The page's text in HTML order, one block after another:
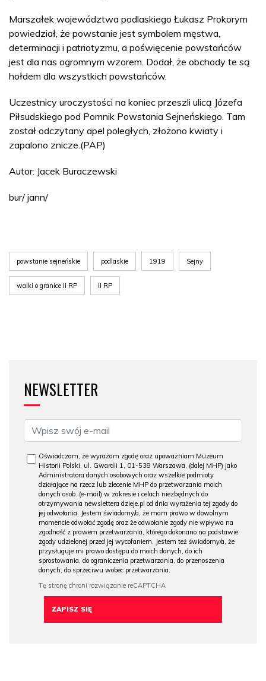
Marszałek województwa podlaskiego Łukasz Prokorym
powiedział, że powstanie jest symbolem męstwa,
determinacji i patriotyzmu, a poświęcenie powstańców
jest dla nas ogromnym wzorem. Dodał, że obchody te są
hołdem dla wszystkich powstańców.
Uczestnicy uroczystości na koniec przeszli ulicą Józefa
Piłsudskiego pod Pomnik Powstania Sejneńskiego. Tam
został odczytany apel poległych, złożono kwiaty i
zapalono znicze.(PAP)
Autor: Jacek Buraczewski
bur/ jann/
powstanie sejneńskie podlaskie 1919 Sejny
walki o granice II RP II RP
NEWSLETTER
Oświadczam, że wyrażam zgodę oraz upoważniam Muzeum
Historii Polski, ul. Gwardii 1, 01-538 Warszawa, (dalej MHP) jako
Administratora danych osobowych oraz wszelkie podmioty
działające na rzecz lub zlecenie MHP do przetwarzania moich
danych osob. (e-mail) w zakresie i celach niezbędnych do
otrzymywania newslettera dzieje.pl od dnia wyrażenia tej zgody do
jej odwołania. Jestem świadomy/a, że mam prawo w dowolnym
momencie odwołać zgodę oraz że odwołanie zgody nie wpływa na
zgodność z prawem przetwarzania, którego dokonano na podstawie
zgody udzielonej przed jej wycofaniem. Jestem też świadomy/a, że
przysługuje mi prawo dostępu do moich danych, do ich
sprostowania, do ograniczenia przetwarzania, do przenoszenia
danych, do sprzeciwu wobec przetwarzania.